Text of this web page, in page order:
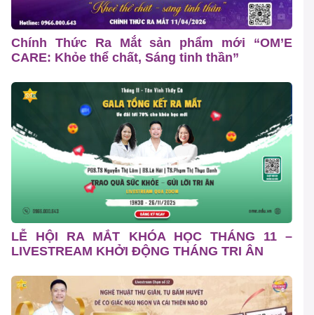
Chính Thức Ra Mắt sản phẩm mới “OM’E
CARE: Khỏe thể chất, Sáng tinh thần”
LỄ HỘI RA MẮT KHÓA HỌC THÁNG 11 –
LIVESTREAM KHỞI ĐỘNG THÁNG TRI ÂN